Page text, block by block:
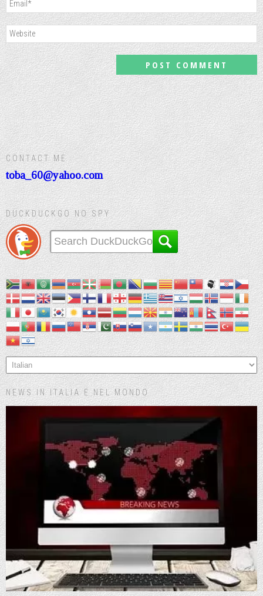
CONTACT ME
toba_60@yahoo.com
DUCKDUCKGO NO SPY
NEWS IN ITALIA E NEL MONDO